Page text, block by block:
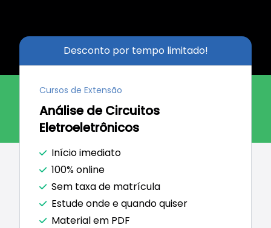
Desconto por tempo limitado!
Cursos de Extensão
Análise de Circuitos
Eletroeletrônicos
Início imediato
100% online
Sem taxa de matrícula
Estude onde e quando quiser
Material em PDF